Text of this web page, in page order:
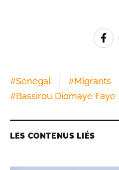
#Sénégal #Migrants
#Bassirou Diomaye Faye
LES CONTENUS LIÉS